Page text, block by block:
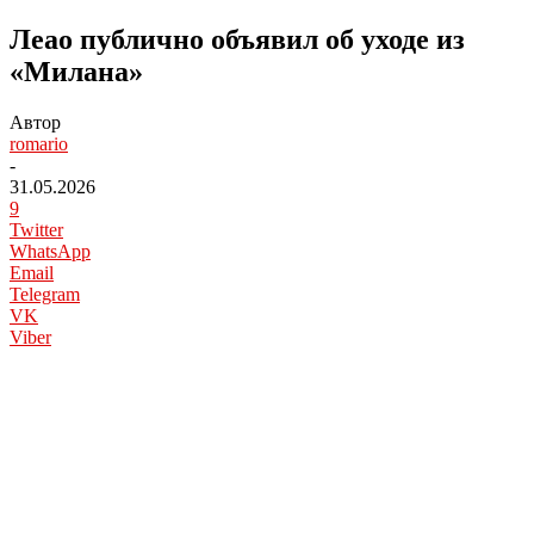
Леао публично объявил об уходе из
«Милана»
Автор
romario
-
31.05.2026
9
Twitter
WhatsApp
Email
Telegram
VK
Viber